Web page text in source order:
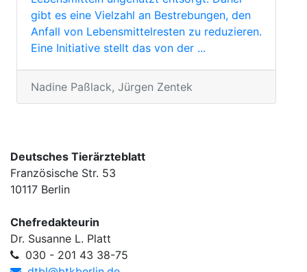
gibt es eine Vielzahl an Bestrebungen, den
Anfall von Lebensmittelresten zu reduzieren.
Eine Initiative stellt das von der ...
Nadine Paßlack, Jürgen Zentek
Deutsches Tierärzteblatt
Französische Str. 53
10117 Berlin
Chefredakteurin
Dr. Susanne L. Platt
030 - 201 43 38-75